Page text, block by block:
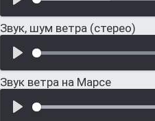
Звук, шум ветра (стерео)
Звук ветра на Марсе